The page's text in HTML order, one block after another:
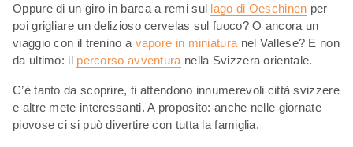
Oppure di un giro in barca a remi sul lago di Oeschinen per
poi grigliare un delizioso cervelas sul fuoco? O ancora un
viaggio con il trenino a vapore in miniatura nel Vallese? E non
da ultimo: il percorso avventura nella Svizzera orientale.
C’è tanto da scoprire, ti attendono innumerevoli città svizzere
e altre mete interessanti. A proposito: anche nelle giornate
piovose ci si può divertire con tutta la famiglia.